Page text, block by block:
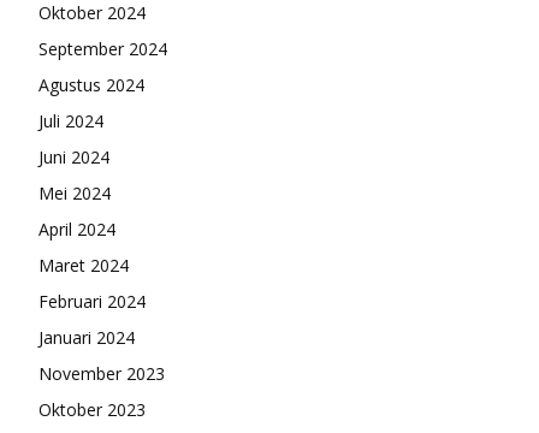
Oktober 2024
September 2024
Agustus 2024
Juli 2024
Juni 2024
Mei 2024
April 2024
Maret 2024
Februari 2024
Januari 2024
November 2023
Oktober 2023